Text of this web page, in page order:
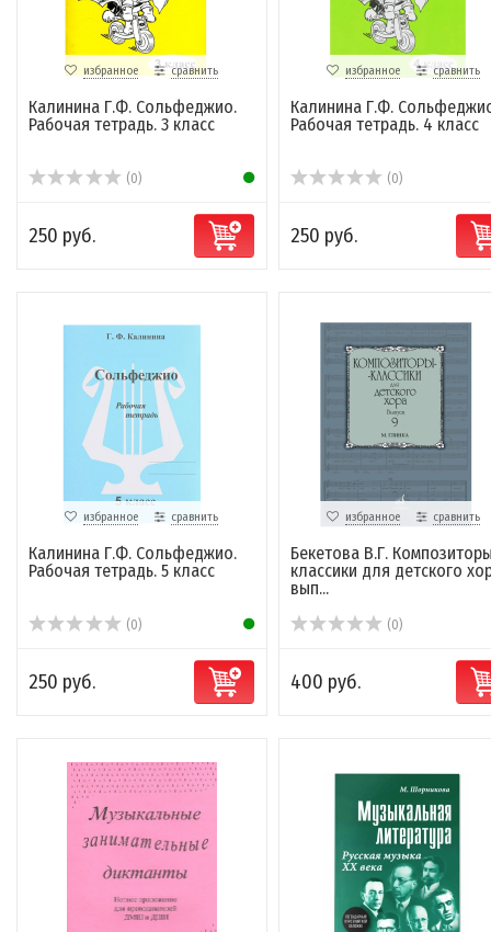
избранное сравнить
Калинина Г.Ф. Сольфеджио.
Рабочая тетрадь. 3 класс
(0)
250 руб.
избранное сравнить
Калинина Г.Ф.
Рабочая тетрадь. 4 класс
(0)
250 руб.
избранное сравнить
Калинина Г.Ф. Сольфеджио.
Рабочая тетрадь. 5 класс
(0)
250 руб.
избранное сравнить
Бекетова В.Г.
классики для детского
вып...
(0)
400 руб.